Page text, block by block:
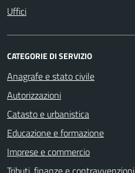
Uffici
CATEGORIE DI SERVIZIO
Anagrafe e stato civile
Autorizzazioni
Catasto e urbanistica
Educazione e formazione
Imprese e commercio